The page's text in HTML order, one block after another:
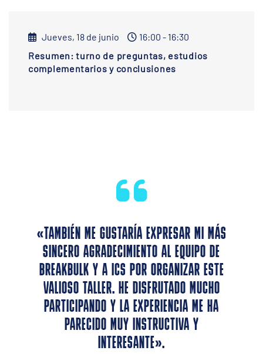
Jueves, 18 de junio
16:00 - 16:30
Resumen: turno de preguntas, estudios
complementarios y conclusiones
«TAMBIÉN ME GUSTARÍA EXPRESAR MI MÁS
SINCERO AGRADECIMIENTO AL EQUIPO DE
BREAKBULK Y A ICS POR ORGANIZAR ESTE
VALIOSO TALLER. HE DISFRUTADO MUCHO
PARTICIPANDO Y LA EXPERIENCIA ME HA
PARECIDO MUY INSTRUCTIVA Y
INTERESANTE».